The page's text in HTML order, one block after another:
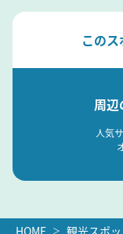
この
周
人気
HOME 観光スポッ